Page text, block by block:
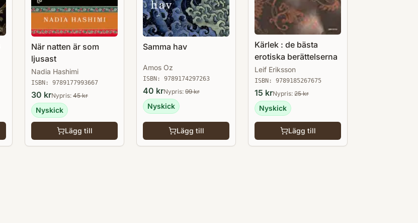
När natten är som
ljusast
Nadia Hashimi
ISBN: 9789177993667
30 krNypris: 45kr
Nyskick
Lägg till
Samma hav
Amos Oz
ISBN: 9789174297263
40 krNypris: 99kr
Nyskick
Lägg till
Kärlek : de bästa
erotiska berättelserna
Leif Eriksson
ISBN: 9789185267675
15 krNypris: 25kr
Nyskick
Lägg till